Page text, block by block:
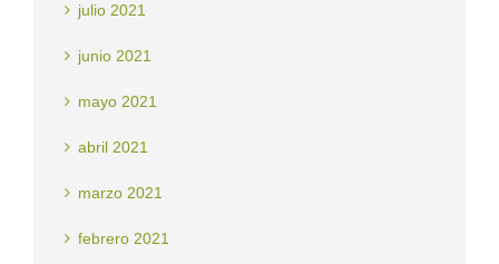
julio 2021
junio 2021
mayo 2021
abril 2021
marzo 2021
febrero 2021